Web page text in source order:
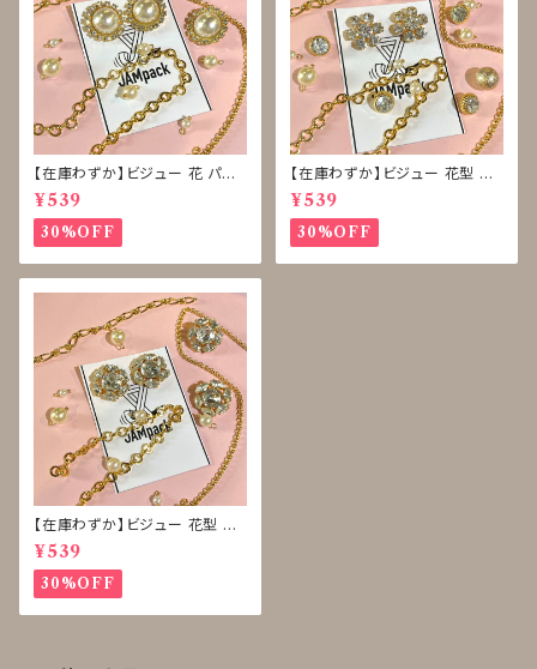
【在庫わずか】ビジュー 花 パー
ル ボタン 再販なし
¥539
30%OFF
【在庫わずか】ビジュー 花型 雪
型 ボタン 再販なし
¥539
30%OFF
【在庫わずか】ビジュー 花型 ボ
タン 再販なし
¥539
30%OFF